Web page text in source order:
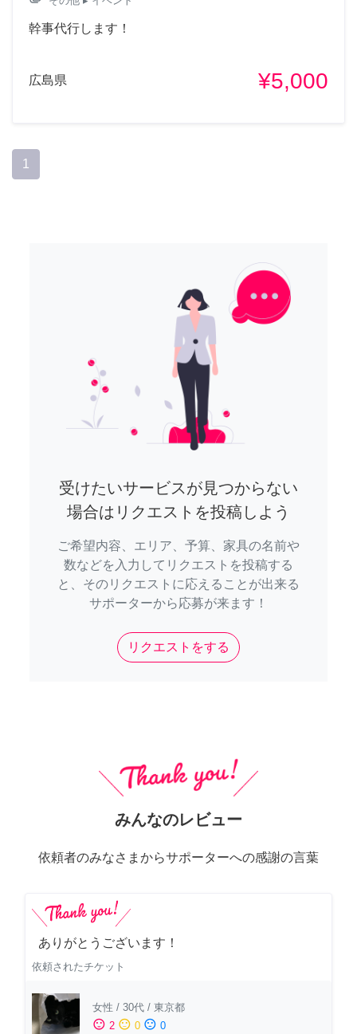
幹事代行します！
広島県 ¥5,000
1
受けたいサービスが見つからない
場合はリクエストを投稿しよう
ご希望内容、エリア、予算、家具の名前や
数などを入力してリクエストを投稿する
と、そのリクエストに応えることが出来る
サポーターから応募が来ます！
リクエストをする
みんなのレビュー
依頼者のみなさまからサポーターへの感謝の言葉
ありがとうございます！
依頼されたチケット
女性 / 30代 / 東京都
sentiment_satisfied 2 sentiment_neutral 0 sentiment_dissatisfied 0